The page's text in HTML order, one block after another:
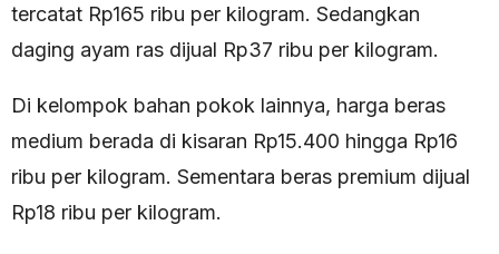
tercatat Rp165 ribu per kilogram. Sedangkan
daging ayam ras dijual Rp37 ribu per kilogram.
Di kelompok bahan pokok lainnya, harga beras
medium berada di kisaran Rp15.400 hingga Rp16
ribu per kilogram. Sementara beras premium dijual
Rp18 ribu per kilogram.